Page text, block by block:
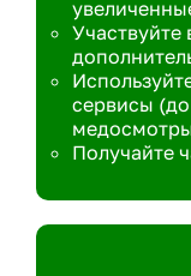
Участвуйте
сервисы
Получайте